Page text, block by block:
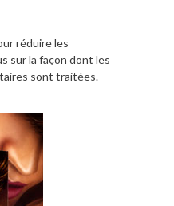
réduire les
sur la façon dont les
sont traitées.